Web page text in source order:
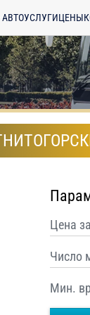
УСЛУГИЦЕНЫ
Цена
Число
Мин.